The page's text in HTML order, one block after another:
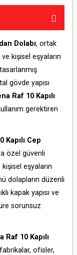
Dolabı, ortak
kişisel eşyaların
gövde yapısı
Raf 10 Kapılı
gerektiren
Kapılı Cep
özel güvenli
eşyaların
dolapların düzenli
kapak yapısı ve
sorunsuz
Raf 10 Kapılı
ofisler,